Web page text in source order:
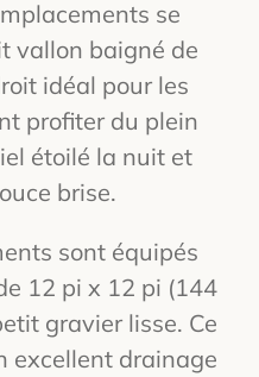
se
vallon baigné de
idéal pour les
profiter du plein
étoilé la nuit et
brise.
sont équipés
12 pi x 12 pi (144
gravier lisse. Ce
excellent drainage